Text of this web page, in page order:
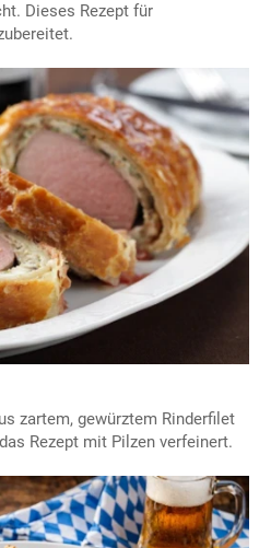
Dieses Rezept für
zartem, gewürztem Rinderfilet
Rezept mit Pilzen verfeinert.